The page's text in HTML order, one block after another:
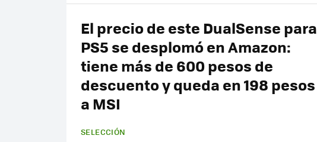
El precio de este DualSense para
PS5 se desplomó en Amazon:
tiene más de 600 pesos de
descuento y queda en 198 pesos
a MSI
SELECCIÓN